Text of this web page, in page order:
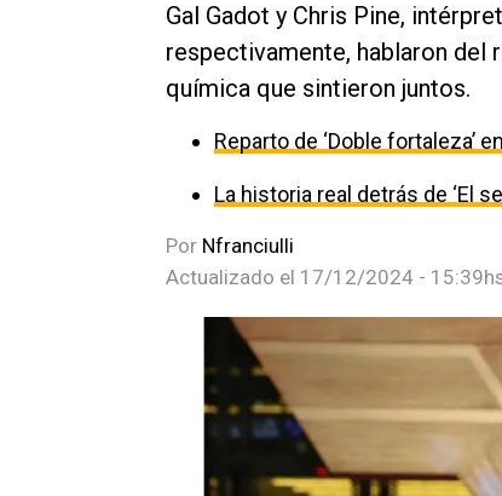
Gal Gadot y Chris Pine,
respectivamente, hablaron del
química que sintieron juntos.
Reparto de ‘Doble fortaleza’
La historia real detrás de ‘El
Por Nfranciulli
Actualizado el 17/12/2024 -